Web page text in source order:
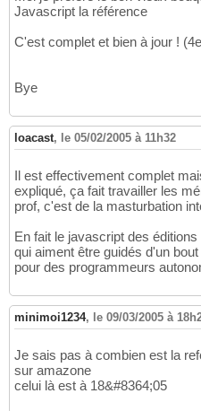
Javascript la référence
C'est complet et bien à jour !
Bye
loacast, le 05/02/2005 à 11h32
Il est effectivement complet
expliqué, ça fait travailler les
prof, c'est de la masturbation
En fait le javascript des
qui aiment être guidés d'un
pour des programmeurs
minimoi1234, le 09/03/2005 à
Je sais pas à combien est la
sur amazone
celui là est à 18&#8364;05